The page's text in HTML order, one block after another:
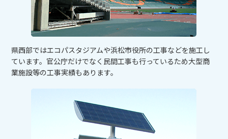
県西部ではエコパスタジアムや浜松市役所の工事などを施工し
ています。官公庁だけでなく民間工事も行っているため大型商
業施設等の工事実績もあります。